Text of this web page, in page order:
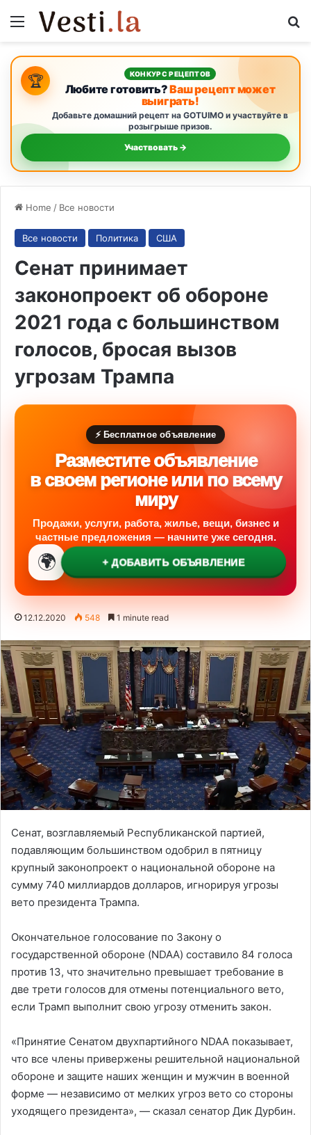
Menu
🏆 КОНКУРС РЕЦЕПТОВ
Любите готовить?Ваш рецепт может
выиграть!
Добавьте домашний рецепт на GOTUIMO и участвуйте в
розыгрыше призов.
Участвовать →
Home / Все новости
Все новости Политика США
Сенат принимает
законопроект об обороне
2021 года с большинством
голосов, бросая вызов
угрозам Трампа
⚡ Бесплатное объявление
Разместите объявление
в своем регионе или по всему
миру
Продажи, услуги, работа, жилье, вещи, бизнес и
частные предложения — начните уже сегодня.
🌍 + ДОБАВИТЬ ОБЪЯВЛЕНИЕ
12.12.2020 548 1 minute read
Сенат, возглавляемый Республиканской партией,
подавляющим большинством одобрил в пятницу
крупный законопроект о национальной обороне на
сумму 740 миллиардов долларов, игнорируя угрозы
вето президента Трампа.
Окончательное голосование по Закону о
государственной обороне (NDAA) составило 84 голоса
против 13, что значительно превышает требование в
две трети голосов для отмены потенциального вето,
если Трамп выполнит свою угрозу отменить закон.
«Принятие Сенатом двухпартийного NDAA показывает,
что все члены привержены решительной национальной
обороне и защите наших женщин и мужчин в военной
форме — независимо от мелких угроз вето со стороны
уходящего президента», — сказал сенатор Дик Дурбин.